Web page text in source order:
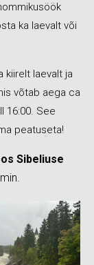
ka laevalt või
kiirelt laevalt ja
võtab aega ca
16:00. See
peatuseta!
Sibeliuse